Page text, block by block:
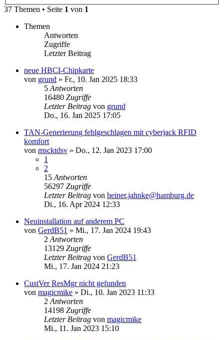
37 Themen • Seite 1 von 1
Themen
Antworten
Zugriffe
Letzter Beitrag
neue HBCI-Chipkarte
von grund » Fr., 10. Jan 2025 18:33
5 Antworten
16480 Zugriffe
Letzter Beitrag von grund
Do., 16. Jan 2025 17:05
TAN-Generierung fehlgeschlagen mit cyberjack RFID
komfort
von mscktdsv » Do., 12. Jan 2023 17:00
1
2
15 Antworten
56297 Zugriffe
Letzter Beitrag von heiner.jahnke@hamburg.de
Di., 16. Apr 2024 12:33
Neuinstallation auf anderem PC
von GerdB51 » Mi., 17. Jan 2024 19:43
2 Antworten
13129 Zugriffe
Letzter Beitrag von GerdB51
Mi., 17. Jan 2024 21:23
CustVer ResMgr nicht gefunden
von magicmike » Di., 10. Jan 2023 11:33
2 Antworten
14198 Zugriffe
Letzter Beitrag von magicmike
Mi., 11. Jan 2023 15:10